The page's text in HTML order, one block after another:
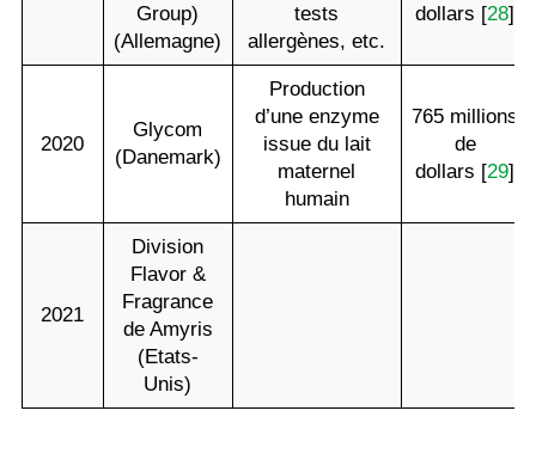
Group)
(Allemagne)
tests
allergènes, etc.
dollars [28]
2020
Glycom
(Danemark)
Production
d’une enzyme
issue du lait
maternel
humain
765 millions
de
dollars [29]
2021
Division
Flavor &
Fragrance
de Amyris
(Etats-
Unis)